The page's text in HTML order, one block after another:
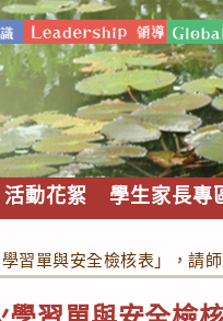
活動花絮 學生家長專
習單與安全檢核表」，請師